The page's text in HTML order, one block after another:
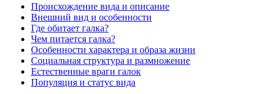
Происхождение вида и описание
Внешний вид и особенности
Где обитает галка?
Чем питается галка?
Особенности характера и образа жизни
Социальная структура и размножение
Естественные враги галок
Популяция и статус вида